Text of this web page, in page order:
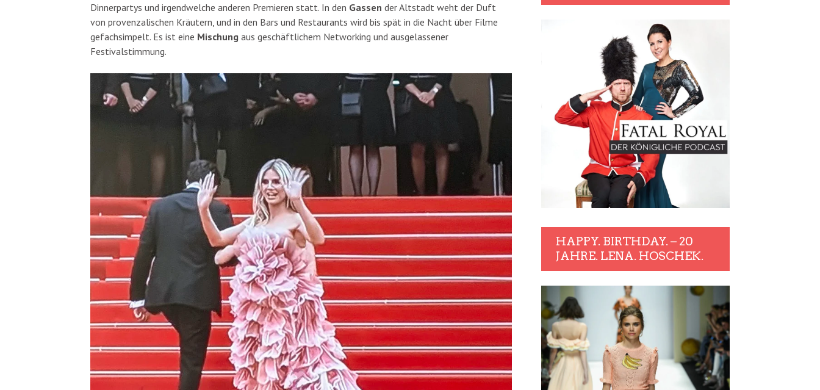
Dinnerpartys und irgendwelche anderen Premieren statt. In den Gassen der Altstadt weht der Duft
von provenzalischen Kräutern, und in den Bars und Restaurants wird bis spät in die Nacht über Filme
gefachsimpelt. Es ist eine Mischung aus geschäftlichem Networking und ausgelassener
Festivalstimmung.
HAPPY. BIRTHDAY. – 20
JAHRE. LENA. HOSCHEK.